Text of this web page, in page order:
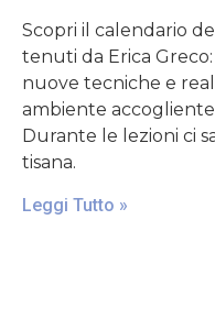
Scopri il calendario
tenuti da Erica
nuove tecniche e
ambiente
Durante le lezioni ci
tisana.
Leggi Tutto »